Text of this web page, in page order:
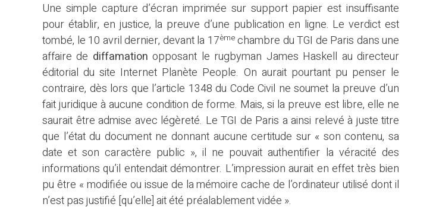
Une simple capture d’écran imprimée sur support papier est insuffisante
pour établir, en justice, la preuve d’une publication en ligne. Le verdict est
tombé, le 10 avril dernier, devant la 17èmechambre du TGI de Paris dans une
affaire de diffamation opposant le rugbyman James Haskell au directeur
éditorial du site Internet Planète People. On aurait pourtant pu penser le
contraire, dès lors que l’article 1348 du Code Civil ne soumet la preuve d’un
fait juridique à aucune condition de forme. Mais, si la preuve est libre, elle ne
saurait être admise avec légèreté. Le TGI de Paris a ainsi relevé à juste titre
que l’état du document ne donnant aucune certitude sur « son contenu, sa
date et son caractère public », il ne pouvait authentifier la véracité des
informations qu’il entendait démontrer. L’impression aurait en effet très bien
pu être « modifiée ou issue de la mémoire cache de l’ordinateur utilisé dont il
n’est pas justifié [qu’elle] ait été préalablement vidée ».